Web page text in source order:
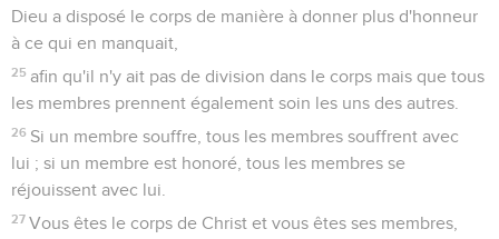
Dieu a disposé le corps de manière à donner plus d'honneur
à ce qui en manquait,
25 afin qu'il n'y ait pas de division dans le corps mais que tous
les membres prennent également soin les uns des autres.
26 Si un membre souffre, tous les membres souffrent avec
lui ; si un membre est honoré, tous les membres se
réjouissent avec lui.
27 Vous êtes le corps de Christ et vous êtes ses membres,